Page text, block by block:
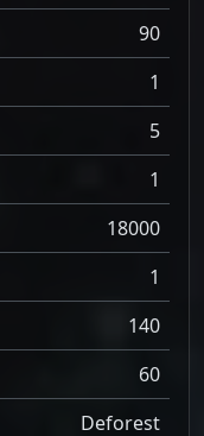
90
1
5
1
18000
1
140
60
Deforest